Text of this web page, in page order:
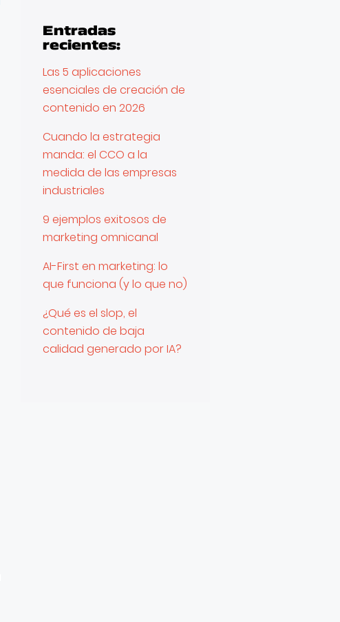
Entradas
recientes:
Las 5 aplicaciones
esenciales de creación de
contenido en 2026
Cuando la estrategia
manda: el CCO a la
medida de las empresas
industriales
9 ejemplos exitosos de
marketing omnicanal
AI-First en marketing: lo
que funciona (y lo que no)
¿Qué es el slop, el
contenido de baja
calidad generado por IA?